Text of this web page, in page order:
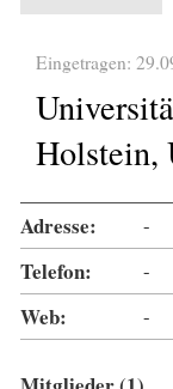
Eingetragen:
Holstein,
Adresse: -
Telefon: -
Web: -